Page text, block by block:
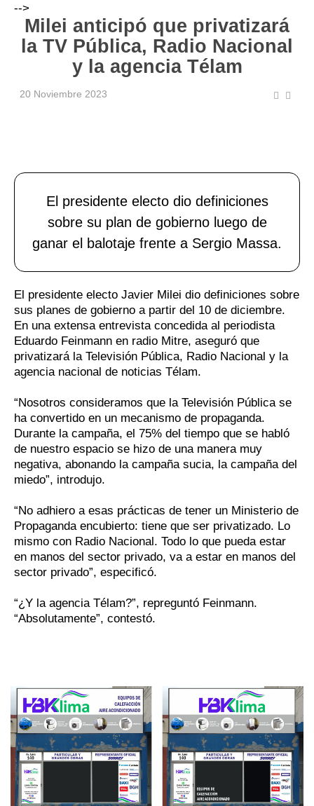
-->
Milei anticipó que privatizará
la TV Pública, Radio Nacional
y la agencia Télam
20 Noviembre 2023
El presidente electo dio definiciones
sobre su plan de gobierno luego de
ganar el balotaje frente a Sergio Massa.
El presidente electo Javier Milei dio definiciones sobre
sus planes de gobierno a partir del 10 de diciembre.
En una extensa entrevista concedida al periodista
Eduardo Feinmann en radio Mitre, aseguró que
privatizará la Televisión Pública, Radio Nacional y la
agencia nacional de noticias Télam.
“Nosotros consideramos que la Televisión Pública se
ha convertido en un mecanismo de propaganda.
Durante la campaña, el 75% del tiempo que se habló
de nuestro espacio se hizo de una manera muy
negativa, abonando la campaña sucia, la campaña del
miedo”, introdujo.
“No adhiero a esas prácticas de tener un Ministerio de
Propaganda encubierto: tiene que ser privatizado. Lo
mismo con Radio Nacional. Todo lo que pueda estar
en manos del sector privado, va a estar en manos del
sector privado”, especificó.
“¿Y la agencia Télam?”, repreguntó Feinmann.
“Absolutamente”, contestó.